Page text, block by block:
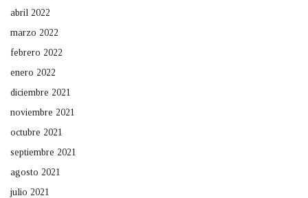
abril 2022
marzo 2022
febrero 2022
enero 2022
diciembre 2021
noviembre 2021
octubre 2021
septiembre 2021
agosto 2021
julio 2021